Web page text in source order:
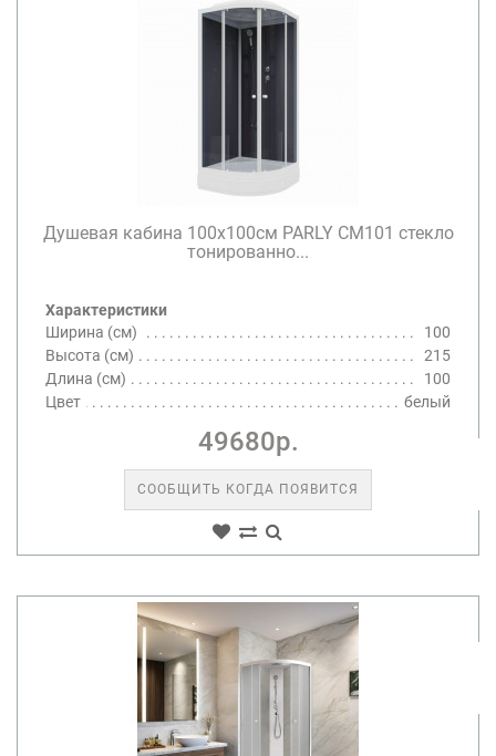
Душевая кабина 100х100см PARLY CM101 стекло
тонированно...
Характеристики
Ширина (см)
100
Высота (см)
215
Длина (см)
100
Цвет
белый
49680р.
СООБЩИТЬ КОГДА ПОЯВИТСЯ